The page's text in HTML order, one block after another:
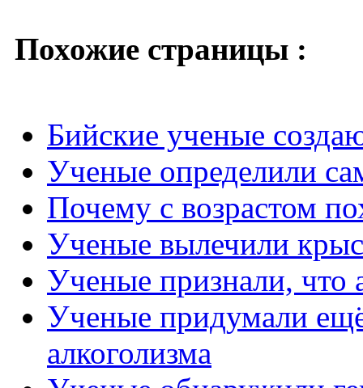
Похожие страницы :
Бийские ученые
Ученые определили
Почему с возрастом
Ученые вылечили крыс
Ученые признали, что
Ученые придумали
алкоголизма